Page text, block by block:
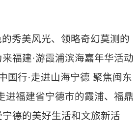
秀美风光、领略奇幻莫测的
福建·游霞浦滨海嘉年华活动
国行·走进山海宁德 聚焦闽东
进福建省宁德市的霞浦、福鼎
德的美好生活和文旅新活